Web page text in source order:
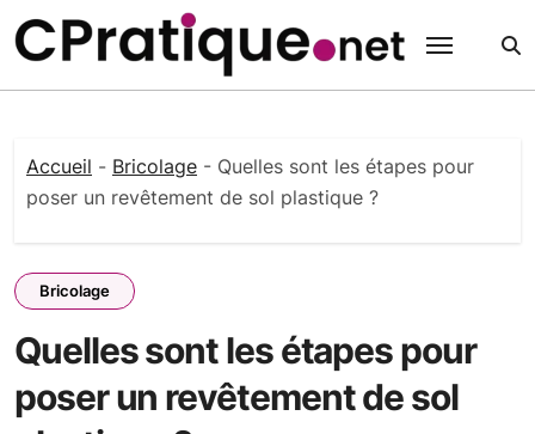
au
contenu
Accueil - Bricolage - Quelles sont les étapes pour
poser un revêtement de sol plastique ?
Bricolage
Quelles sont les étapes pour
poser un revêtement de sol